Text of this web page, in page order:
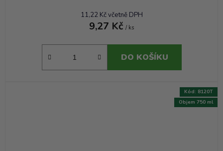
11,22 Kč včetně DPH
9,27 Kč / ks
DO KOŠÍKU
Objem 750 ml
Kód: 8120T